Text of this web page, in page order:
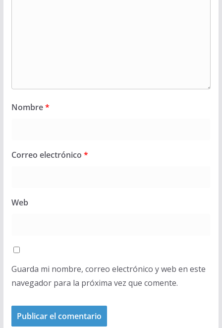
Nombre*
Correo electrónico *
Web
Guarda mi nombre, correo electrónico y web en este
navegador para la próxima vez que comente.